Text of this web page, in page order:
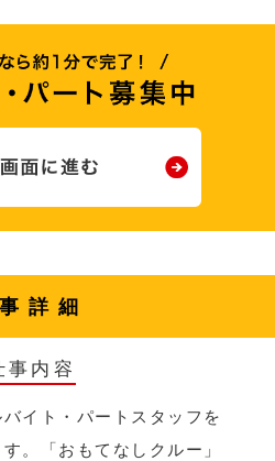
詳細
事内容
イト・パートスタッフを
。「おもてなしクルー」